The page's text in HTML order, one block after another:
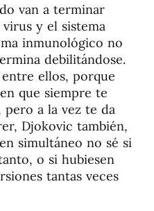
van a terminar
y el sistema
inmunológico no
debilitándose.
ellos, porque
que siempre te
a la vez te da
Djokovic también,
simultáneo no sé si
o si hubiesen
tantas veces